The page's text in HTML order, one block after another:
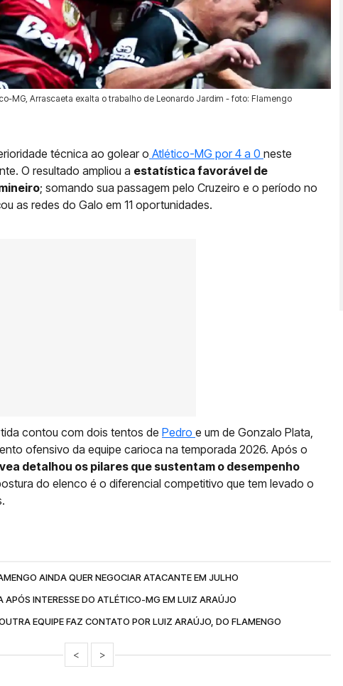
MG, Arrascaeta exalta o trabalho de Leonardo Jardim - foto: Flamengo
técnica ao golear o Atlético-MG por 4 a 0 neste
O resultado ampliou a estatística favorável de
; somando sua passagem pelo Cruzeiro e o período no
as redes do Galo em 11 oportunidades.
contou com dois tentos de Pedro e um de Gonzalo Plata,
ofensivo da equipe carioca na temporada 2026. Após o
detalhou os pilares que sustentam o desempenho
do elenco é o diferencial competitivo que tem levado o
AINDA QUER NEGOCIAR ATACANTE EM JULHO
APÓS INTERESSE DO ATLÉTICO-MG EM LUIZ ARAÚJO
EQUIPE FAZ CONTATO POR LUIZ ARAÚJO, DO FLAMENGO
< >